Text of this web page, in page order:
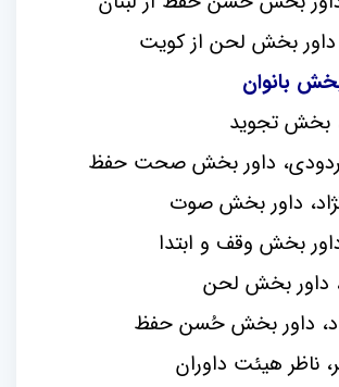
داور بخش لحن از کویت
بانوان
بخش تجوید
داور بخش صحت حفظ
داور بخش صوت
بخش وقف و ابتدا
داور بخش لحن
داور بخش حُسن حفظ
ناظر هیئت داوران